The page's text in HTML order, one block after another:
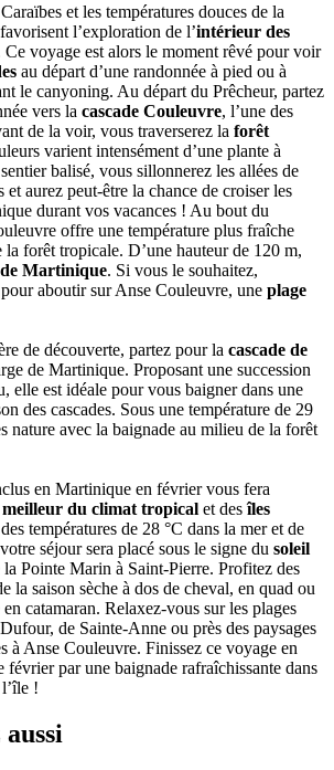
et les températures douces de la
l’exploration de l’intérieur des
Ce voyage est alors le moment rêvé pour voir
au départ d’une randonnée à pied ou à
le canyoning. Au départ du Prêcheur, partez
vers la cascade Couleuvre, l’une des
de la voir, vous traverserez la forêt
varient intensément d’une plante à
balisé, vous sillonnerez les allées de
et aurez peut-être la chance de croiser les
durant vos vacances ! Au bout du
offre une température plus fraîche
forêt tropicale. D’une hauteur de 120 m,
Martinique. Si vous le souhaitez,
aboutir sur Anse Couleuvre, une plage
de découverte, partez pour la cascade de
de Martinique. Proposant une succession
elle est idéale pour vous baigner dans une
des cascades. Sous une température de 29
nature avec la baignade au milieu de la forêt
en Martinique en février vous fera
meilleur du climat tropical et desîles
températures de 28 °C dans la mer et de
séjour sera placé sous le signe du soleil
la Pointe Marin à Saint-Pierre. Profitez des
la saison sèche à dos de cheval, en quad ou
catamaran. Relaxez-vous sur les plages
de Sainte-Anne ou près des paysages
à Anse Couleuvre. Finissez ce voyage en
par une baignade rafraîchissante dans
!